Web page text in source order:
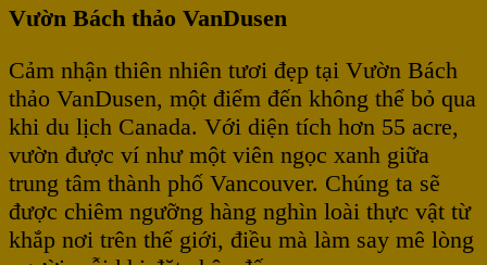
Vườn Bách thảo VanDusen
Cảm nhận thiên nhiên tươi đẹp tại Vườn Bách
thảo VanDusen, một điểm đến không thể bỏ qua
khi du lịch Canada. Với diện tích hơn 55 acre,
vườn được ví như một viên ngọc xanh giữa
trung tâm thành phố Vancouver. Chúng ta sẽ
được chiêm ngưỡng hàng nghìn loài thực vật từ
khắp nơi trên thế giới, điều mà làm say mê lòng